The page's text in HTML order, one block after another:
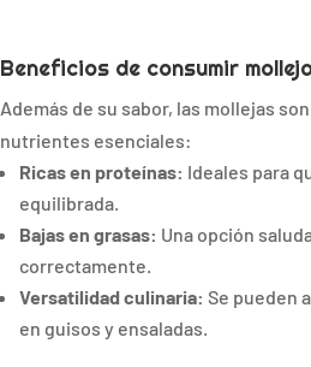
Beneficios de consumir
Además de su sabor, las mollejas
nutrientes esenciales:
Ricas en proteínas: Ideales para
equilibrada.
Bajas en grasas: Una opción
correctamente.
Versatilidad culinaria: Se pueden
en guisos y ensaladas.